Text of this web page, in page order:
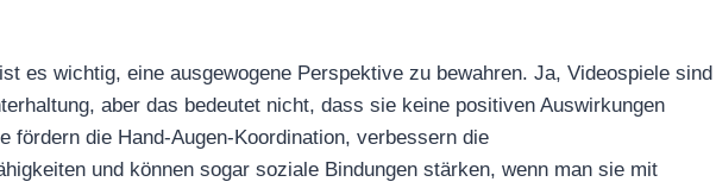
es wichtig, eine ausgewogene Perspektive zu bewahren. Ja, Videospiele sind
aber das bedeutet nicht, dass sie keine positiven Auswirkungen
fördern die Hand-Augen-Koordination, verbessern die
und können sogar soziale Bindungen stärken, wenn man sie mit